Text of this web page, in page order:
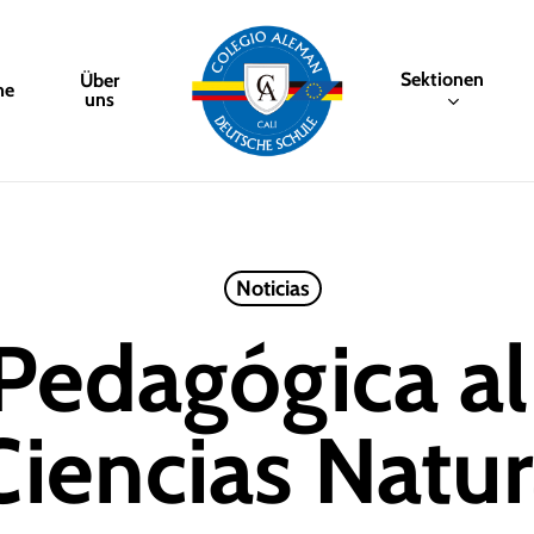
Über
uns
Sektionen
Noticias